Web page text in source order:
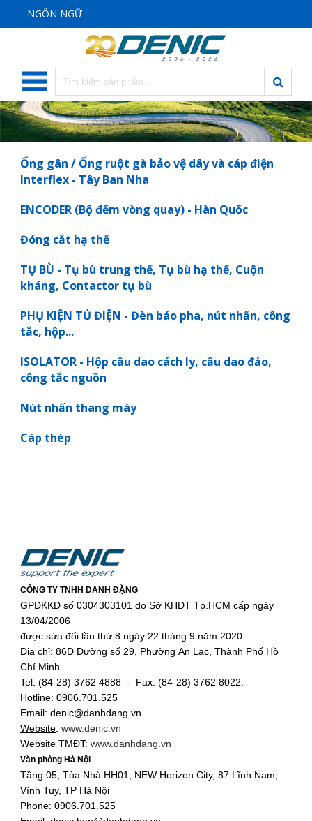
NGÔN NGỮ
Ống gân / Ống ruột gà bảo vệ dây và cáp điện
Interflex - Tây Ban Nha
ENCODER (Bộ đếm vòng quay) - Hàn Quốc
Đóng cắt hạ thế
TỤ BÙ - Tụ bù trung thế, Tụ bù hạ thế, Cuộn
kháng, Contactor tụ bù
PHỤ KIỆN TỦ ĐIỆN - Đèn báo pha, nút nhấn, công
tắc, hộp...
ISOLATOR - Hộp cầu dao cách ly, cầu dao đảo,
công tắc nguồn
Nút nhấn thang máy
Cáp thép
CÔNG TY TNHH DANH ĐẶNG
GPĐKKD số 0304303101 do Sở KHĐT Tp.HCM cấp ngày
13/04/2006
được sửa đổi lần thứ 8 ngày 22 tháng 9 năm 2020.
Địa chỉ: 86D Đường số 29, Phường An Lạc, Thành Phố Hồ
Chí Minh
Tel: (84-28) 3762 4888 - Fax: (84-28) 3762 8022.
Hotline: 0906.701.525
Email: denic@danhdang.vn
Website: www.denic.vn
Website TMĐT: www.danhdang.vn
Văn phòng Hà Nội
Tầng 05, Tòa Nhà HH01, NEW Horizon City, 87 Lĩnh Nam,
Vĩnh Tuy, TP Hà Nội
Phone: 0906.701.525